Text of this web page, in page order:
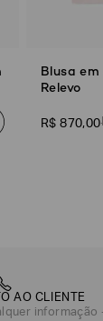
Blusa
Relevo
R$ 870,00
AO CLIENTE
informação